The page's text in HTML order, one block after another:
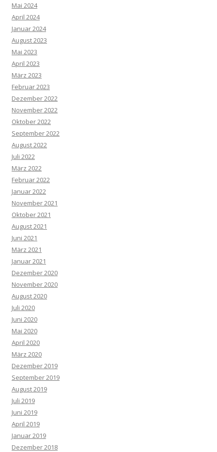
Mai 2024
April 2024
Januar 2024
August 2023
Mai 2023
April 2023
März 2023
Februar 2023
Dezember 2022
November 2022
Oktober 2022
September 2022
August 2022
Juli 2022
März 2022
Februar 2022
Januar 2022
November 2021
Oktober 2021
August 2021
Juni 2021
März 2021
Januar 2021
Dezember 2020
November 2020
August 2020
Juli 2020
Juni 2020
Mai 2020
April 2020
März 2020
Dezember 2019
September 2019
August 2019
Juli 2019
Juni 2019
April 2019
Januar 2019
Dezember 2018